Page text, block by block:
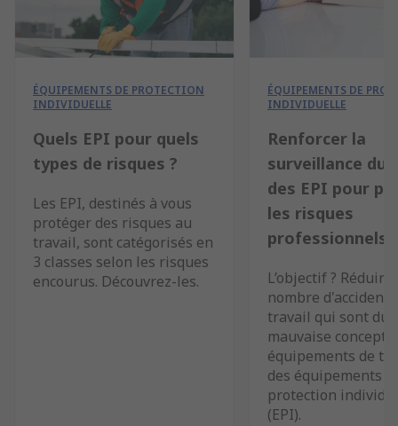
ÉQUIPEMENTS DE PROTECTION
INDIVIDUELLE
Quels EPI pour quels
types de risques ?
Les EPI, destinés à vous
protéger des risques au
travail, sont catégorisés en
3 classes selon les risques
encourus. Découvrez-les.
ÉQUIPEMENTS DE
INDIVIDUELLE
Renforcer la
surveillance du
des EPI pour
les risques
professionnels
L’objectif ? Réduire
nombre
travail qui sont
mauvaise
équipements de
des équipements
protection
(EPI).